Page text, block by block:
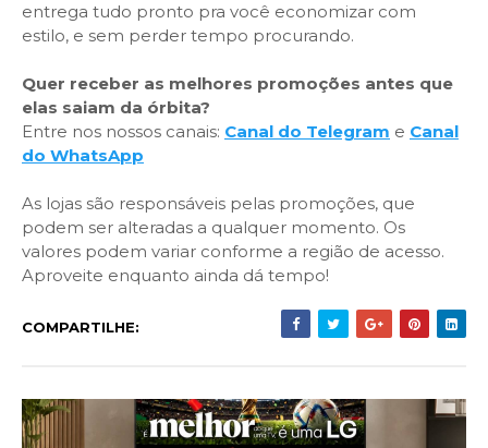
entrega tudo pronto pra você economizar com
estilo, e sem perder tempo procurando.
Quer receber as melhores promoções antes que
elas saiam da órbita?
Entre nos nossos canais: Canal do Telegram e Canal
do WhatsApp
As lojas são responsáveis pelas promoções, que
podem ser alteradas a qualquer momento. Os
valores podem variar conforme a região de acesso.
Aproveite enquanto ainda dá tempo!
COMPARTILHE: